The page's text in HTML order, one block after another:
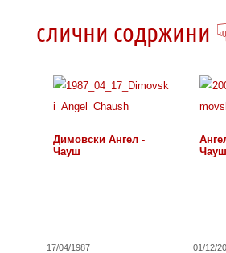
слични
Димовски Ангел -
Чауш
17/04/1987
Чауш
01/12/